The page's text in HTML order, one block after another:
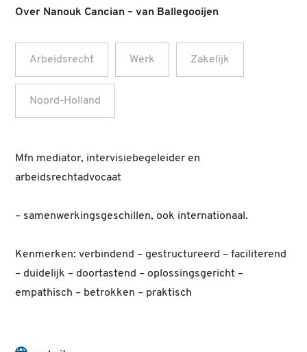
Over Nanouk Cancian – van Ballegooijen
Arbeidsrecht Werk Zakelijk
Noord-Holland
Mfn mediator, intervisiebegeleider en
arbeidsrechtadvocaat
– samenwerkingsgeschillen, ook internationaal.
Kenmerken: verbindend – gestructureerd – faciliterend
– duidelijk – doortastend – oplossingsgericht –
empathisch – betrokken – praktisch